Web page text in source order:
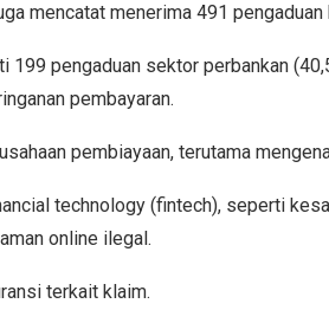
mencatat menerima 491
199 pengaduan sektor perbankan
pembayaran.
pembiayaan, terutama
technology (fintech), seperti
online ilegal.
terkait klaim.